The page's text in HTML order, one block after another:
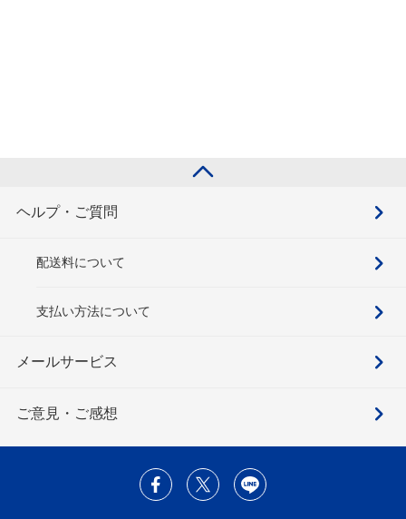
ヘルプ・ご質問
配送料について
支払い方法について
メールサービス
ご意見・ご感想